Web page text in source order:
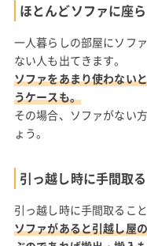
ほとんどソファに座
一人暮らしの部屋にソフ
ない人も出てきます。
ソファをあまり使わない
うケースも。
その場合、ソファがない
ょう。
引っ越し時に手間取る
引っ越し時に手間取るこ
ソファがあると引越し屋